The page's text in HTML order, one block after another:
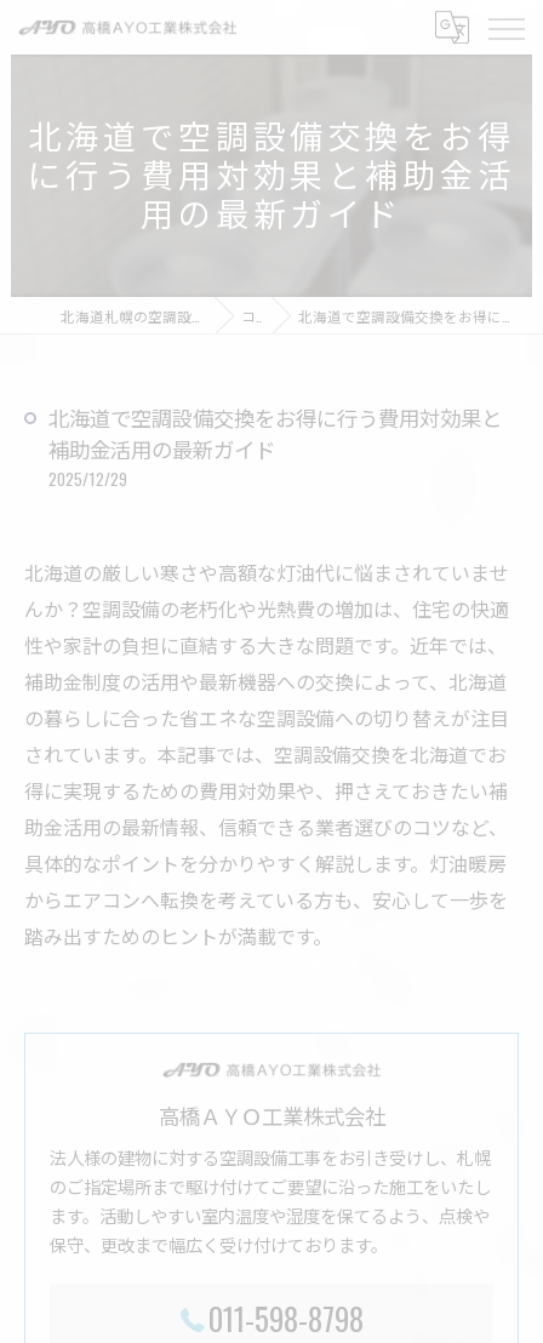
北海道で空調設備交換をお得
に行う費用対効果と補助金活
用の最新ガイド
コラム 北海道で空調設備交換をお得に行う費用対効果と補助金活用の最新ガイド
北海道で空調設備交換をお得に行う費用対効果と
補助金活用の最新ガイド
2025/12/29
北海道の厳しい寒さや高額な灯油代に悩まされていませ
んか？空調設備の老朽化や光熱費の増加は、住宅の快適
性や家計の負担に直結する大きな問題です。近年では、
補助金制度の活用や最新機器への交換によって、北海道
の暮らしに合った省エネな空調設備への切り替えが注目
されています。本記事では、空調設備交換を北海道でお
得に実現するための費用対効果や、押さえておきたい補
助金活用の最新情報、信頼できる業者選びのコツなど、
具体的なポイントを分かりやすく解説します。灯油暖房
からエアコンへ転換を考えている方も、安心して一歩を
踏み出すためのヒントが満載です。
高橋ＡＹＯ工業株式会社
法人様の建物に対する空調設備工事をお引き受けし、札幌
のご指定場所まで駆け付けてご要望に沿った施工をいたし
ます。活動しやすい室内温度や湿度を保てるよう、点検や
保守、更改まで幅広く受け付けております。
011-598-8798